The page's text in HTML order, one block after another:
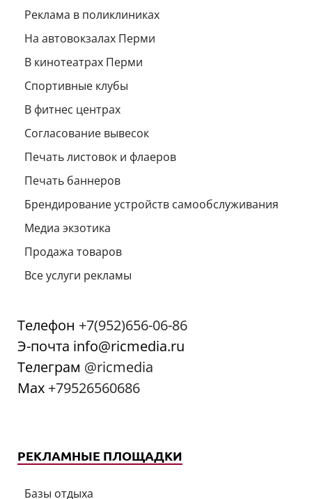
Реклама в поликлиниках
На автовокзалах Перми
В кинотеатрах Перми
Спортивные клубы
В фитнес центрах
Согласование вывесок
Печать листовок и флаеров
Печать баннеров
Брендирование устройств самообслуживания
Медиа экзотика
Продажа товаров
Все услуги рекламы
Телефон +7(952)656-06-86
Э-почта info@ricmedia.ru
Телеграм @ricmedia
Мах +79526560686
РЕКЛАМНЫЕ ПЛОЩАДКИ
Базы отдыха